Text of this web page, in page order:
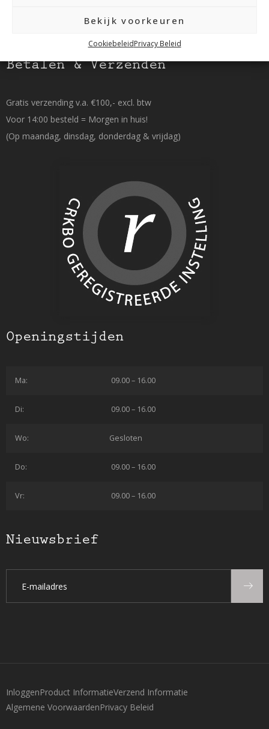
Bekijk voorkeuren
CookiebeleidPrivacy Beleid
Betalen & Verzenden
Gratis verzending v.a. €100,- excl. btw
Voor 14:00 besteld = Morgen in huis!
(Op maandag, dinsdag, donderdag & vrijdag)
Openingstijden
Ma: 09.00 – 16.00
Di: 09.00 – 16.00
Wo: Gesloten
Do: 09.00 – 16.00
Vr: 09.00 – 16.00
Nieuwsbrief
InloggenProduct InformatieVerzend Informatie
Algemene VoorwaardenPrivacy Beleid